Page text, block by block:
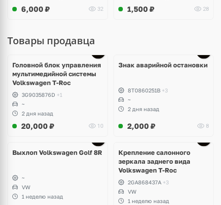
6,000 ₽ 32 1,500 ₽ 28
Товары продавца
Головной блок управления
мультимедийной системы
Volkswagen T-Roc
3G9035876D +1
~
2 дня назад
20,000 ₽ 10
Знак аварийной остановки
8T0860251B +3
~
2 дня назад
2,000 ₽ 8
Выхлоп Volkswagen Golf 8R
~
VW
1 неделю назад
Крепление салонного
зеркала заднего вида
Volkswagen T-Roc
2GA868437A +3
VW
1 неделю назад